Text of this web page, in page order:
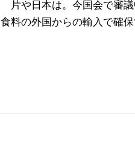
片や日本は。今国会で審
食料の外国からの輸入で確保